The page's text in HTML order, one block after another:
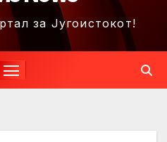
за Југоистокот!